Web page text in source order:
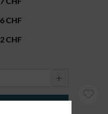
CHF
CHF
gewünschten